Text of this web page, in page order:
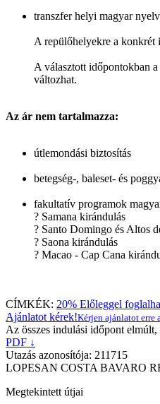
transzfer helyi magyar
A repülőhelyekre a konkrét
A választott időpontokban
változhat.
Az ár nem tartalmazza:
útlemondási biztosítás
betegség-, baleset- és
fakultatív programok
? Samana kirándulás
? Santo Domingo és Altos
? Saona kirándulás
? Macao - Cap Cana
CÍMKÉK: 20% Előleggel
Ajánlatot kérek!Kérjen ajánlatot erre
Az összes indulási időpont
PDF ↓
Utazás azonosítója: 211715
LOPESAN COSTA BAVARO
Megtekintett útjai